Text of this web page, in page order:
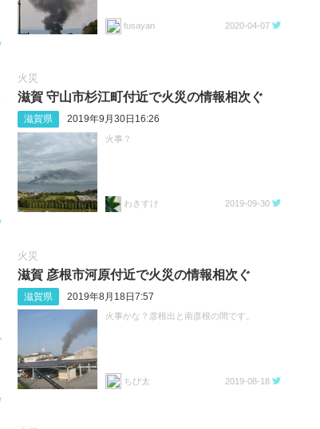
fusayan 2020-04-07
火災
滋賀 守山市杉江町付近で火災の情報相次ぐ
滋賀県 2019年9月30日16:26
火事？
わきすけ 2019-09-30
火災
滋賀 彦根市河原付近で火災の情報相次ぐ
滋賀県 2019年8月18日7:57
火事かな？彦根出と南彦根の間です。
ちび太 2019-08-18